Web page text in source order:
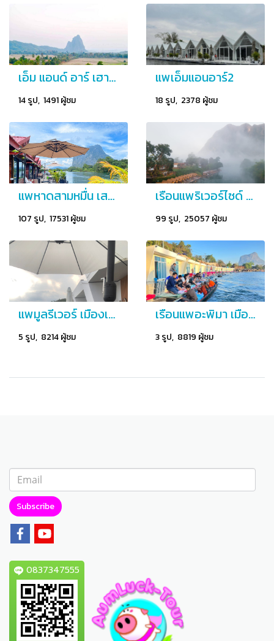
เอ็ม แอนด์ อาร์ เฮาส์ เมืองเฟือง
14 รูป, 1491 ผู้ชม
แพเอ็มแอนอาร์2
18 รูป, 2378 ผู้ชม
แพหาดสามหมื่น เสน่ห์เมืองเฟือง สปป.ลาว แพริมแม่น้ำลีก
107 รูป, 17531 ผู้ชม
เรือนแพริเวอร์ไซด์ เมืองเฟือง สปป.ลาว
99 รูป, 25057 ผู้ชม
แพมูลรีเวอร์ เมืองเฟือง
5 รูป, 8214 ผู้ชม
เรือนแพอะพิมา เมืองเฟือง
3 รูป, 8819 ผู้ชม
Subscribe
0837347555